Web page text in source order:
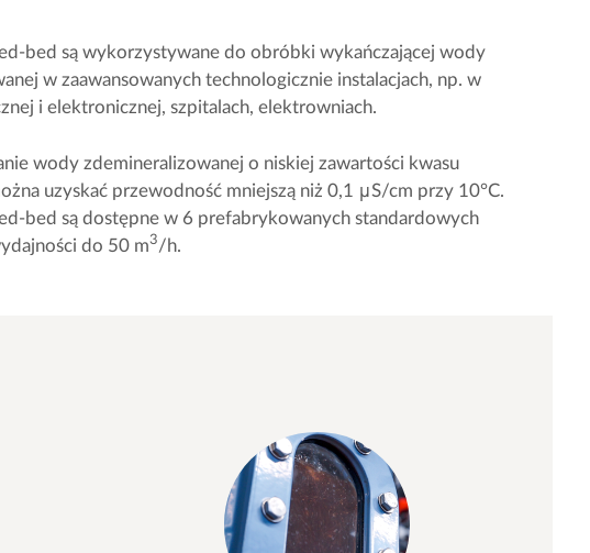
bed są wykorzystywane do obróbki wykańczającej wody
w zaawansowanych technologicznie instalacjach, np. w
i elektronicznej, szpitalach, elektrowniach.
wody zdemineralizowanej o niskiej zawartości kwasu
uzyskać przewodność mniejszą niż 0,1 μS/cm przy 10°C.
bed są dostępne w 6 prefabrykowanych standardowych
do 50 m3/h.